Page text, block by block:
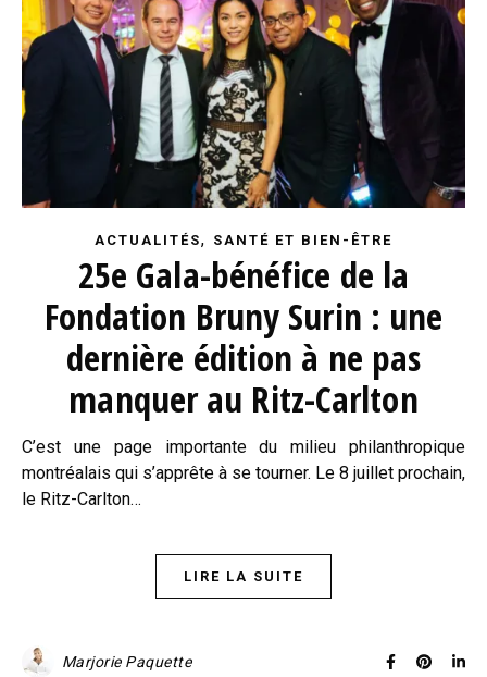
ACTUALITÉS, SANTÉ ET BIEN-ÊTRE
25e Gala-bénéfice de la
Fondation Bruny Surin : une
dernière édition à ne pas
manquer au Ritz-Carlton
C’est une page importante du milieu philanthropique
montréalais qui s’apprête à se tourner. Le 8 juillet prochain,
le Ritz-Carlton…
LIRE LA SUITE
Marjorie Paquette